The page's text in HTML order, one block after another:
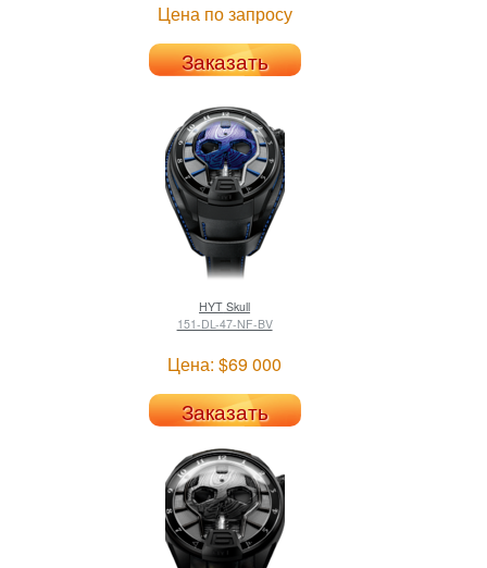
Цена по запросу
Заказать
HYT Skull
151-DL-47-NF-BV
Цена: $69 000
Заказать